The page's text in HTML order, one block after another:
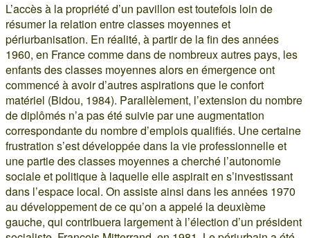
L’accès à la propriété d’un pavillon est toutefois loin de
résumer la relation entre classes moyennes et
périurbanisation. En réalité, à partir de la fin des années
1960, en France comme dans de nombreux autres pays, les
enfants des classes moyennes alors en émergence ont
commencé à avoir d’autres aspirations que le confort
matériel (Bidou, 1984). Parallèlement, l’extension du nombre
de diplômés n’a pas été suivie par une augmentation
correspondante du nombre d’emplois qualifiés. Une certaine
frustration s’est développée dans la vie professionnelle et
une partie des classes moyennes a cherché l’autonomie
sociale et politique à laquelle elle aspirait en s’investissant
dans l’espace local. On assiste ainsi dans les années 1970
au développement de ce qu’on a appelé la deuxième
gauche, qui contribuera largement à l’élection d’un président